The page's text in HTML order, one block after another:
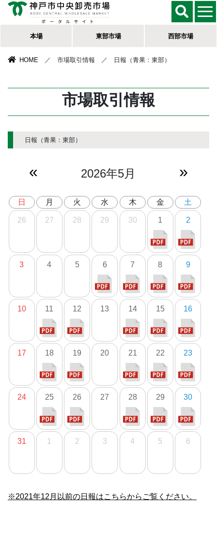
本場 東部市場 西部市場
HOME ／ 市場取引情報 ／ 日報（青果：東部）
市場取引情報
日報（青果：東部）
« 2026年5月 »
日 月 火 水 木 金 土
26 27 28 29 30 1 2
3 4 5 6 7 8 9
10 11 12 13 14 15 16
17 18 19 20 21 22 23
24 25 26 27 28 29 30
31 1 2 3 4 5 6
※2021年12月以前の日報はこちらからご覧ください。